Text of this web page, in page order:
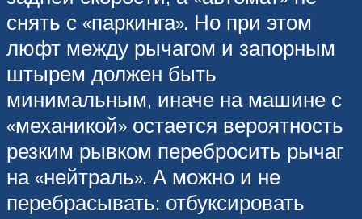
снять с «паркинга». Но при этом
люфт между рычагом и запорным
штырем должен быть
минимальным, иначе на машине с
«механикой» остается вероятность
резким рывком перебросить рычаг
на «нейтраль». А можно и не
перебрасывать: отбуксировать